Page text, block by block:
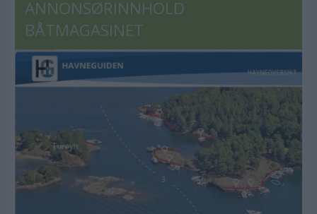
ANNONSØRINNHOLD
BÅTMAGASINET